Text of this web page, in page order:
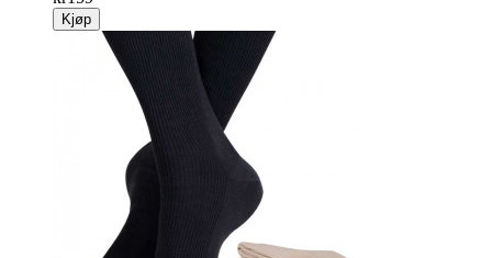
Kjøp